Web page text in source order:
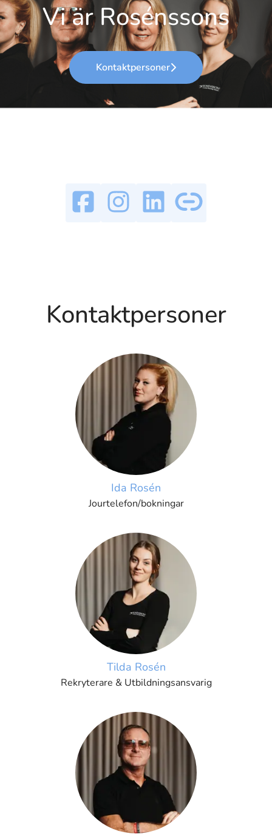
Vi är Rosénssons
Kontaktpersoner
Kontaktpersoner
Ida Rosén
Jourtelefon/bokningar
Tilda Rosén
Rekryterare & Utbildningsansvarig